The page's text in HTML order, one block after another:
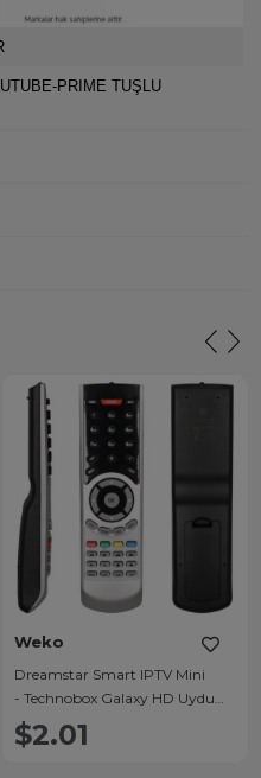
PRIME TUŞLU
Weko
Dreamstar Smart IPTV Mini
- Technobox Galaxy HD Uydu
Kumandası
$2.01